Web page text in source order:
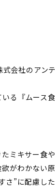
会社のアン
る『ムース
ミキサー食
がわかない
”に配慮し